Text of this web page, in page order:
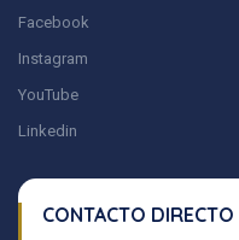
Facebook
Instagram
YouTube
Linkedin
CONTACTO DIRECTO